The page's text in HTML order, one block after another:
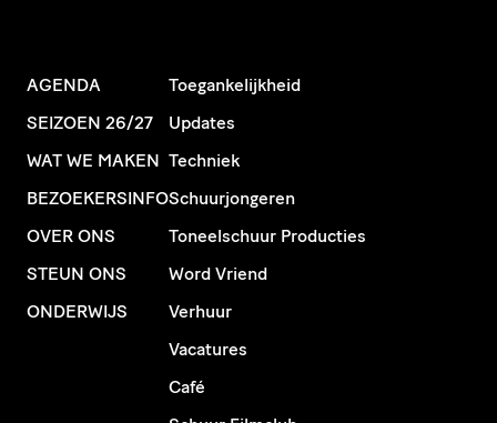
AGENDA
SEIZOEN 26/27
WAT WE MAKEN
BEZOEKERSINFO
OVER ONS
STEUN ONS
ONDERWIJS
Toegankelijkheid
Updates
Techniek
Schuurjongeren
Toneelschuur Producties
Word Vriend
Verhuur
Vacatures
Café